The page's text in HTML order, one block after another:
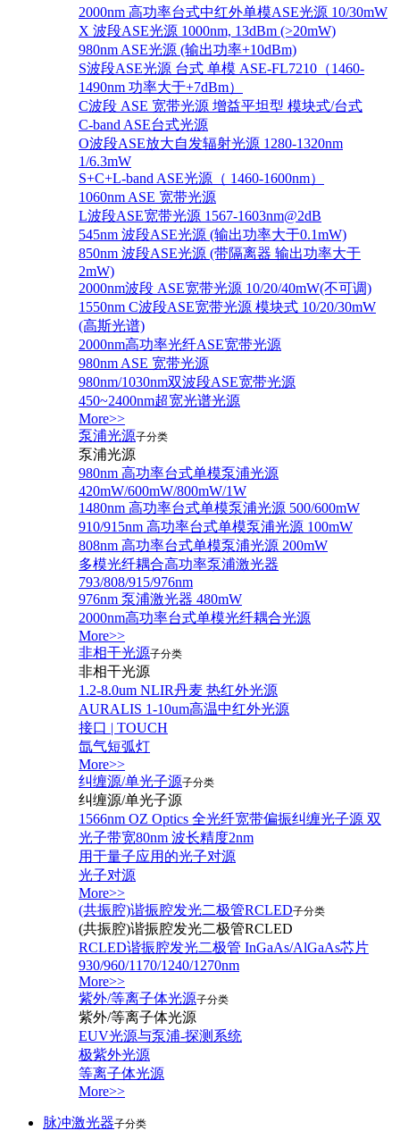
2000nm 高功率台式中红外单模ASE光源 10/30mW
X 波段ASE光源 1000nm, 13dBm (>20mW)
980nm ASE光源 (输出功率+10dBm)
S波段ASE光源 台式 单模 ASE-FL7210（1460-
1490nm 功率大于+7dBm）
C波段 ASE 宽带光源 增益平坦型 模块式/台式
C-band ASE台式光源
O波段ASE放大自发辐射光源 1280-1320nm
1/6.3mW
S+C+L-band ASE光源（ 1460-1600nm）
1060nm ASE 宽带光源
L波段ASE宽带光源 1567-1603nm@2dB
545nm 波段ASE光源 (输出功率大于0.1mW)
850nm 波段ASE光源 (带隔离器 输出功率大于
2mW)
2000nm波段 ASE宽带光源 10/20/40mW(不可调)
1550nm C波段ASE宽带光源 模块式 10/20/30mW
(高斯光谱)
2000nm高功率光纤ASE宽带光源
980nm ASE 宽带光源
980nm/1030nm双波段ASE宽带光源
450~2400nm超宽光谱光源
More>>
泵浦光源子分类
泵浦光源
980nm 高功率台式单模泵浦光源
420mW/600mW/800mW/1W
1480nm 高功率台式单模泵浦光源 500/600mW
910/915nm 高功率台式单模泵浦光源 100mW
808nm 高功率台式单模泵浦光源 200mW
多模光纤耦合高功率泵浦激光器
793/808/915/976nm
976nm 泵浦激光器 480mW
2000nm高功率台式单模光纤耦合光源
More>>
非相干光源子分类
非相干光源
1.2-8.0um NLIR丹麦 热红外光源
AURALIS 1-10um高温中红外光源
接口 | TOUCH
氙气短弧灯
More>>
纠缠源/单光子源子分类
纠缠源/单光子源
1566nm OZ Optics 全光纤宽带偏振纠缠光子源 双
光子带宽80nm 波长精度2nm
用于量子应用的光子对源
光子对源
More>>
(共振腔)谐振腔发光二极管RCLED子分类
(共振腔)谐振腔发光二极管RCLED
RCLED谐振腔发光二极管 InGaAs/AlGaAs芯片
930/960/1170/1240/1270nm
More>>
紫外/等离子体光源子分类
紫外/等离子体光源
EUV光源与泵浦-探测系统
极紫外光源
等离子体光源
More>>
脉冲激光器子分类